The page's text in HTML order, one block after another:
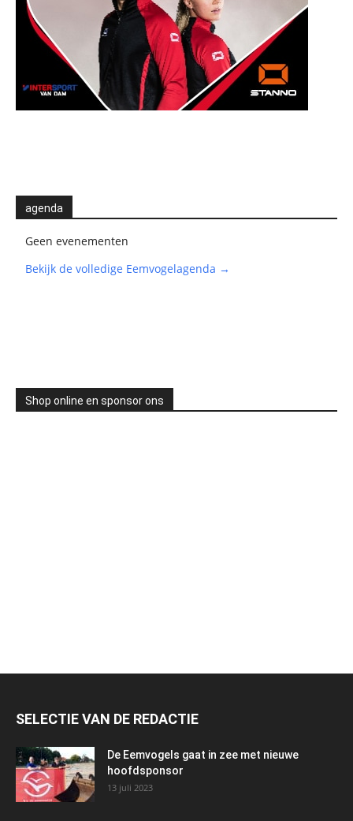
agenda
Geen evenementen
Bekijk de volledige Eemvogelagenda →
Shop online en sponsor ons
SELECTIE VAN DE REDACTIE
De Eemvogels gaat in zee met nieuwe
hoofdsponsor
13 juli 2023